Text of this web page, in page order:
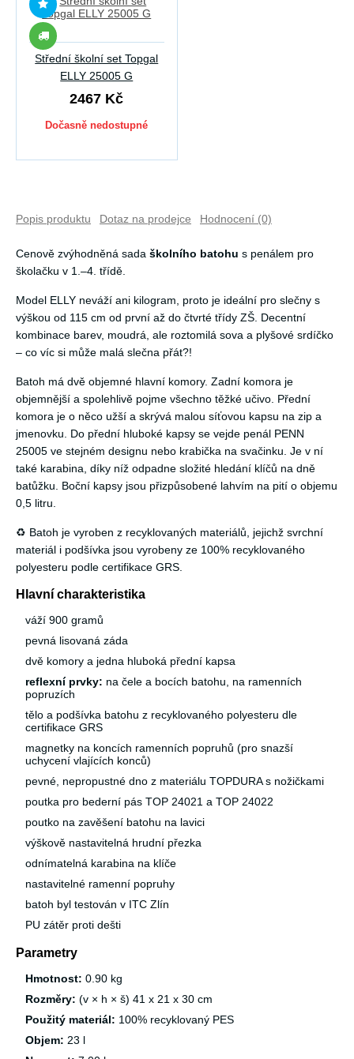
Střední školní set Topgal
ELLY 25005 G
2467 Kč
Dočasně nedostupné
Popis produktu Dotaz na prodejce Hodnocení (0)
Cenově zvýhodněná sada školního batohu s penálem pro
školačku v 1.–4. třídě.
Model ELLY neváží ani kilogram, proto je ideální pro slečny s
výškou od 115 cm od první až do čtvrté třídy ZŠ. Decentní
kombinace barev, moudrá, ale roztomilá sova a plyšové srdíčko
– co víc si může malá slečna přát?!
Batoh má dvě objemné hlavní komory. Zadní komora je
objemnější a spolehlivě pojme všechno těžké učivo. Přední
komora je o něco užší a skrývá malou síťovou kapsu na zip a
jmenovku. Do přední hluboké kapsy se vejde penál PENN
25005 ve stejném designu nebo krabička na svačinku. Je v ní
také karabina, díky níž odpadne složité hledání klíčů na dně
batůžku. Boční kapsy jsou přizpůsobené lahvím na pití o objemu
0,5 litru.
♻️ Batoh je vyroben z recyklovaných materiálů, jejichž svrchní
materiál i podšívka jsou vyrobeny ze 100% recyklovaného
polyesteru podle certifikace GRS.
Hlavní charakteristika
váží 900 gramů
pevná lisovaná záda
dvě komory a jedna hluboká přední kapsa
reflexní prvky: na čele a bocích batohu, na ramenních
popruzích
tělo a podšívka batohu z recyklovaného polyesteru dle
certifikace GRS
magnetky na koncích ramenních popruhů (pro snazší
uchycení vlajících konců)
pevné, nepropustné dno z materiálu TOPDURA s nožičkami
poutka pro bederní pás TOP 24021 a TOP 24022
poutko na zavěšení batohu na lavici
výškově nastavitelná hrudní přezka
odnímatelná karabina na klíče
nastavitelné ramenní popruhy
batoh byl testován v ITC Zlín
PU zátěr proti dešti
Parametry
Hmotnost: 0.90 kg
Rozměry: (v × h × š) 41 x 21 x 30 cm
Použitý materiál: 100% recyklovaný PES
Objem: 23 l